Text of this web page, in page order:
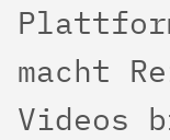
macht
Videos